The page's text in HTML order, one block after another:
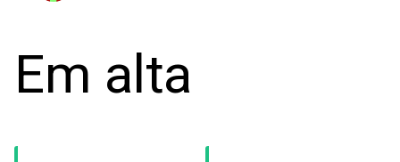
Em alta